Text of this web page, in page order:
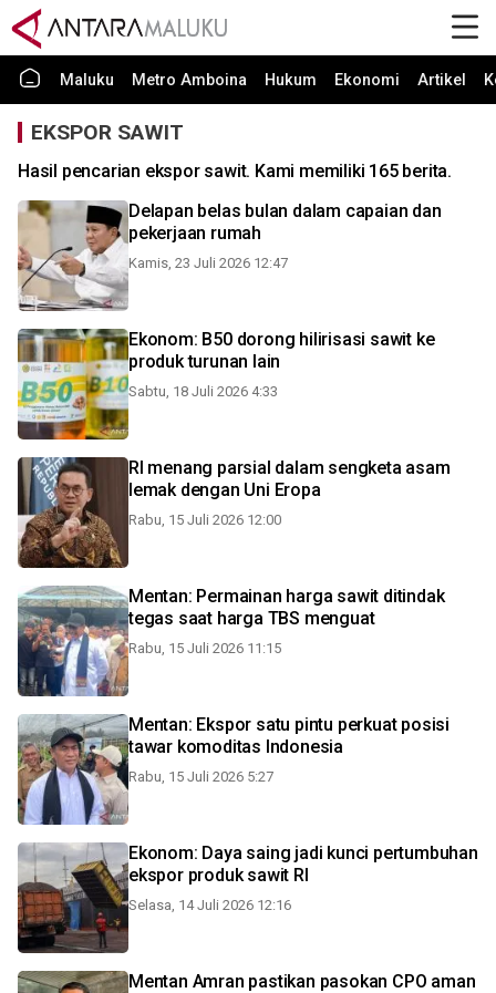
Maluku Metro Amboina Hukum Ekonomi Artikel
EKSPOR SAWIT
Hasil pencarian ekspor sawit. Kami memiliki 165 berita.
Delapan belas bulan dalam capaian dan
pekerjaan rumah
Kamis, 23 Juli 2026 12:47
Ekonom: B50 dorong hilirisasi sawit ke
produk turunan lain
Sabtu, 18 Juli 2026 4:33
RI menang parsial dalam sengketa asam
lemak dengan Uni Eropa
Rabu, 15 Juli 2026 12:00
Mentan: Permainan harga sawit ditindak
tegas saat harga TBS menguat
Rabu, 15 Juli 2026 11:15
Mentan: Ekspor satu pintu perkuat posisi
tawar komoditas Indonesia
Rabu, 15 Juli 2026 5:27
Ekonom: Daya saing jadi kunci pertumbuhan
ekspor produk sawit RI
Selasa, 14 Juli 2026 12:16
Mentan Amran pastikan pasokan CPO aman